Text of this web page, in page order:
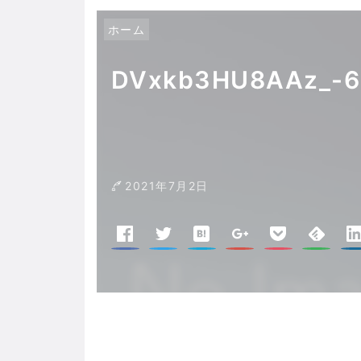
ホーム
DVxkb3HU8AAz_-
2021年7月2日